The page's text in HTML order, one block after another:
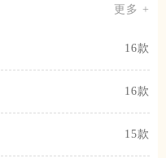
更多 +
16款
16款
15款